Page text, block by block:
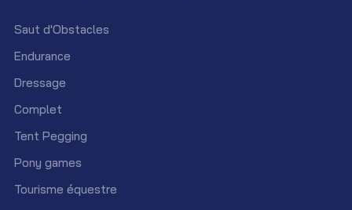
Saut d'Obstacles
Endurance
Dressage
Complet
Tent Pegging
Pony games
Tourisme équestre